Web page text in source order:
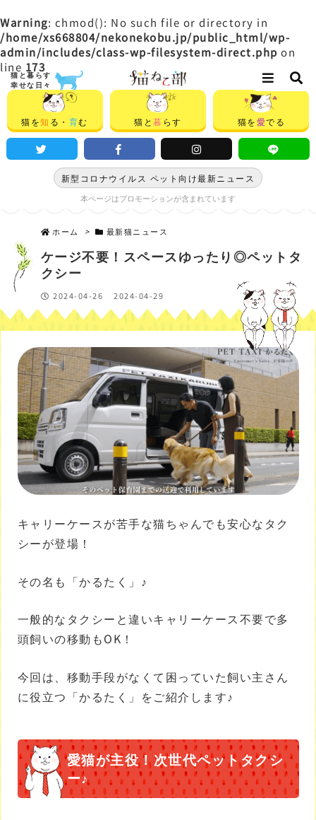
Warning: chmod(): No such file or directory in
/home/xs668804/nekonekobu.jp/public_html/wp-
admin/includes/class-wp-filesystem-direct.php on
line 173
猫と暮らす
幸せな日々
猫を知 る・ 育む 猫と暮 らす 猫を愛でる
新型コロナウイルス ペット向け最新ニュース
本ページはプロモーションが含まれています
ホーム > 最新猫ニュース
ケージ不要！スペースゆったり◎ペットタ
クシー
2024-04-26 2024-04-29
キャリーケースが苦手な猫ちゃんでも安心なタク
シーが登場！
その名も「かるたく」♪
一般的なタクシーと違いキャリーケース不要で多
頭飼いの移動もOK！
今回は、移動手段がなくて困っていた飼い主さん
に役立つ「かるたく」をご紹介します♪
愛猫が主役！次世代ペットタクシ
ー♪